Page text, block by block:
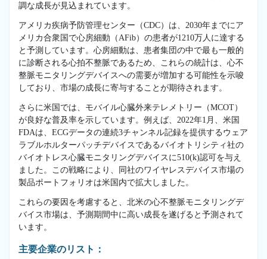
調な成長が見込まれています。
アメリカ疾病予防管理センター（CDC）は、2030年までにア
メリカ合衆国で心房細動（AFib）の患者が1210万人に達する
と予測しています。心房細動は、患者集団の中で最も一般的
に診断される心拍不整脈であるため、これらの統計は、心不
整脈モニタリングデバイスへの需要が増加する可能性を示唆
しており、市場の成長に寄与することが期待されます。
さらに米国では、モバイル心臓外来テレメトリー（MCOT）
が良好な普及率を示しています。例えば、2022年1月、米国
FDAは、ECGデータの連続3チャンネル記録を提供するウェア
ラブルホルターパッチデバイスであるバイオトリシティ社の
バイオトレス心臓モニタリングデバイスに510(k)認可を与え
ました。この戦略により、同社のワイヤレスデバイス市場の
製品ポートフォリオは米国内で拡大しました。
これらの要因を考慮すると、北米の心不整脈モニタリングデ
バイス市場は、予測期間中に高い成長を遂げると予測されて
います。
主要企業のリスト：